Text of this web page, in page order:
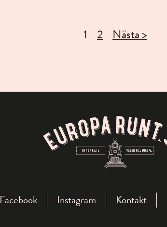
1 2 Nästa >
Facebook Instagram Kontakt